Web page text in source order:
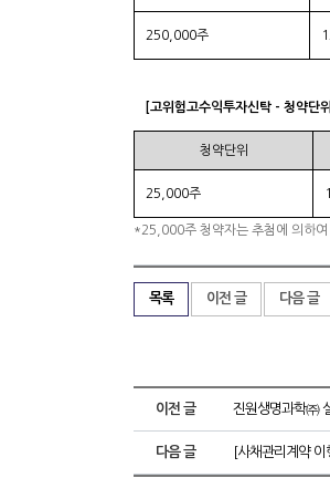
250,000주
[고위험고수익투자신탁 - 청약단
청약단위
25,000주
*25,000주 청약자는 추첨에 의하
목록 이전 글 다음 글
이전 글 진원생명과학㈜
다음 글 [사채관리계약